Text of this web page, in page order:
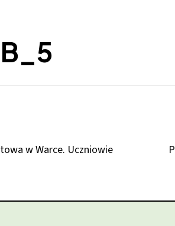
w Warce. Uczniowie